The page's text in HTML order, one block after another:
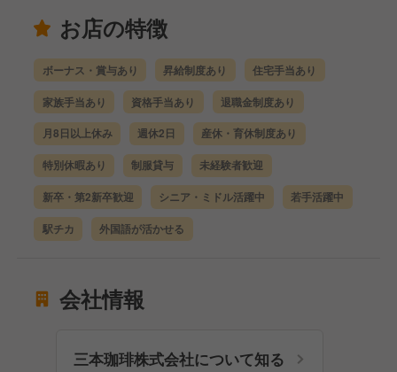
お店の特徴
ボーナス・賞与あり 昇給制度あり 住宅手当あり
家族手当あり 資格手当あり 退職金制度あり
月8日以上休み 週休2日 産休・育休制度あり
特別休暇あり 制服貸与 未経験者歓迎
新卒・第2新卒歓迎 シニア・ミドル活躍中 若手活躍中
駅チカ 外国語が活かせる
会社情報
三本珈琲株式会社について知る